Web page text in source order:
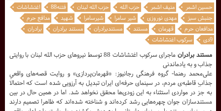
مستند برادران
ماجرای سرکوب اغتشاشات 88 توسط نیروهای حزب الله لبنان با روایتی
جذاب و به یادماندنی
علی‌محمد رهنما- گروه فرهنگی رجانیوز: «قهرمان‌پردازی» و روایت قصه‌های واقعیِ
جذابِ قاطبه‌ی مردم، در سینمای حرفه‌ای ایران تبدیل به آرزویی شده است که احتمالا
به جز در مواردی استثناء به این زودی‌ها محقق نخواهد شد. اما در همین حال در بین
مستندسازان جوان چهره‌هایی رشد کرده‌اند و شناخته‌ شده‌اند که ظاهرا تصمیم دارند
حسین اشمر منیف اشمر حزب الله حزب الله لبنان فتنه88
اغتشاشات
جنبش سبز
مهدی نوروزی شیر سامرا شیرسامرا شهید
مدافع حرم
مدافعان حرم
قهرمان مستند مستندبرادران مستند برادران
برادران
9دی
سرکوب اغتشاشات